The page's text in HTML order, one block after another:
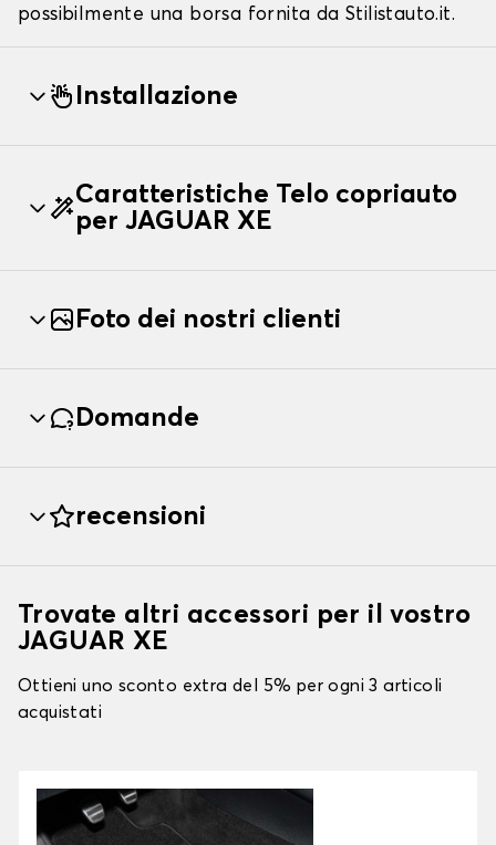
possibilmente una borsa fornita da Stilistauto.it.
Installazione
Caratteristiche Telo copriauto
per JAGUAR XE
Foto dei nostri clienti
Domande
recensioni
Trovate altri accessori per il vostro
JAGUAR XE
Ottieni uno sconto extra del 5% per ogni 3 articoli
acquistati